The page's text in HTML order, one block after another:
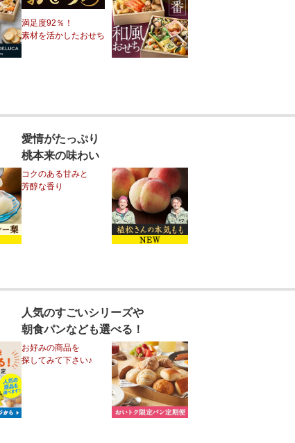
満足度92％！
素材を活かしたおせち
愛情がたっぷり
桃本来の味わい
コクのある甘みと
芳醇な香り
人気のすごいシリーズや
朝食パンなども選べる！
お好みの商品を
探してみて下さい♪